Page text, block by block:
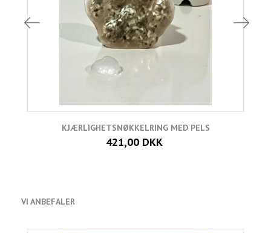
KJÆRLIGHETSNØKKELRING MED PELS
421,00 DKK
VI ANBEFALER